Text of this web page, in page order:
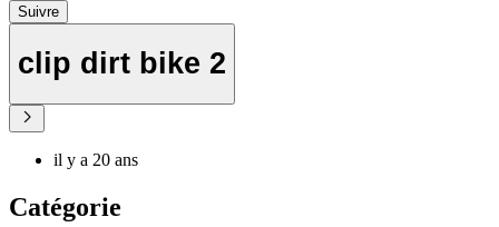
Suivre
clip dirt bike 2
il y a 20 ans
Catégorie